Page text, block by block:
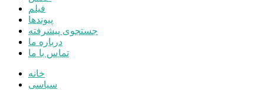
فیلم
پیوندها
جستجوی پیشرفته
درباره ما
تماس با ما
خانه
سیاسی